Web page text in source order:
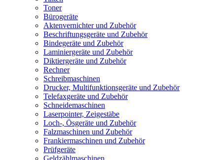
Toner
Bürogeräte
Aktenvernichter und Zubehör
Beschriftungsgeräte und Zubehör
Bindegeräte und Zubehör
Laminiergeräte und Zubehör
Diktiergeräte und Zubehör
Rechner
Schreibmaschinen
Drucker, Multifunktionsgeräte und Zubehör
Telefaxgeräte und Zubehör
Schneidemaschinen
Laserpointer, Zeigestäbe
Loch-, Ösgeräte und Zubehör
Falzmaschinen und Zubehör
Frankiermaschinen und Zubehör
Prüfgeräte